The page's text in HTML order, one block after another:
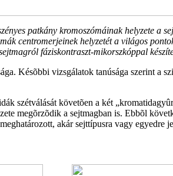
patkány kromoszómáinak helyzete a
centromerjeinek helyzetét a világos
fáziskontraszt-mikorszkóppal
Késõbbi vizsgálatok tanúsága szerint
szétválását követõen a két
megõrzõdik a sejtmagban is. Ebbõl
akár sejttípusra vagy